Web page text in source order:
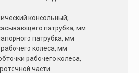
консольный;
патрубка, мм
патрубка, мм
колеса, мм
рабочего колеса,
части